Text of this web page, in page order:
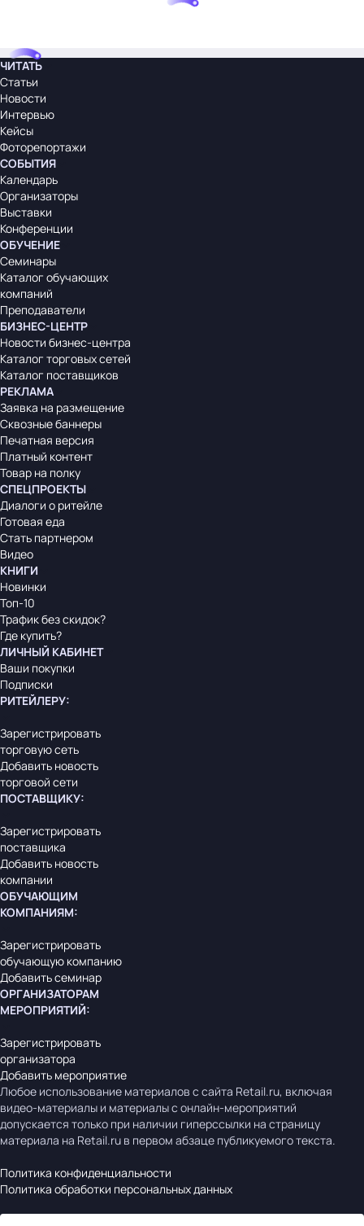
ЧИТАТЬ
Статьи
Новости
Интервью
Кейсы
Фоторепортажи
СОБЫТИЯ
Календарь
Организаторы
Выставки
Конференции
ОБУЧЕНИЕ
Семинары
Каталог обучающих
компаний
Преподаватели
БИЗНЕС-ЦЕНТР
Новости бизнес-центра
Каталог торговых сетей
Каталог поставщиков
РЕКЛАМА
Заявка на размещение
Сквозные баннеры
Печатная версия
Платный контент
Товар на полку
СПЕЦПРОЕКТЫ
Диалоги о ритейле
Готовая еда
Стать партнером
Видео
КНИГИ
Новинки
Топ-10
Трафик без скидок?
Где купить?
ЛИЧНЫЙ КАБИНЕТ
Ваши покупки
Подписки
РИТЕЙЛЕРУ:
Зарегистрировать
торговую сеть
Добавить новость
торговой сети
ПОСТАВЩИКУ:
Зарегистрировать
поставщика
Добавить новость
компании
ОБУЧАЮЩИМ
КОМПАНИЯМ:
Зарегистрировать
обучающую компанию
Добавить семинар
ОРГАНИЗАТОРАМ
МЕРОПРИЯТИЙ:
Зарегистрировать
организатора
Добавить мероприятие
Любое использование материалов с сайта Retail.ru, включая
видео-материалы и материалы с онлайн-мероприятий
допускается только при наличии гиперссылки на страницу
материала на Retail.ru в первом абзаце публикуемого текста.
Политика конфиденциальности
Политика обработки персональных данных